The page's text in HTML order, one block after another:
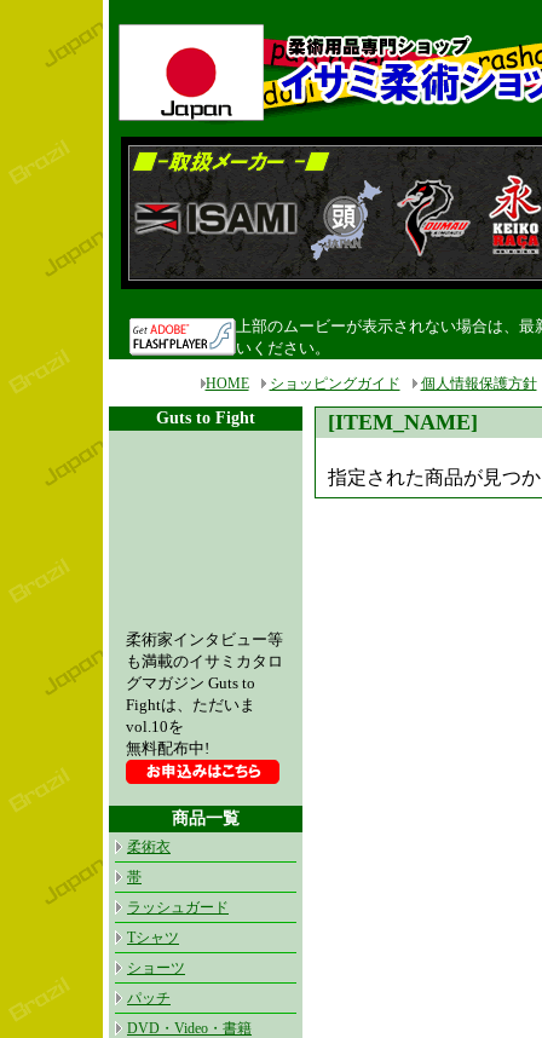
上部のムービーが表示されない場合は、最
いください。
HOME ショッピングガイド 個人情報保護方針
Guts to Fight
柔術家インタビュー等
も満載のイサミカタロ
グマガジン Guts to
Fightは、ただいま
vol.10を
無料配布中!
商品一覧
柔術衣
帯
ラッシュガード
Tシャツ
ショーツ
パッチ
DVD・Video・書籍
[ITEM_NAME]
指定された商品が見つ